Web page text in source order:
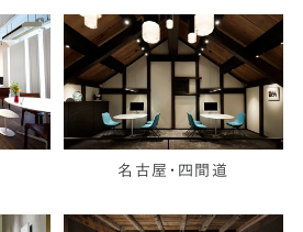
名古屋・四間道